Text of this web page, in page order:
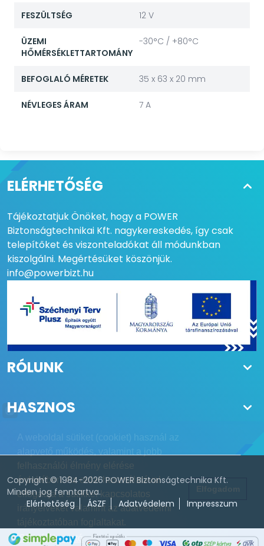
FESZÜLTSÉG 12 V
ÜZEMI
HŐMÉRSÉKLETTARTOMÁNY
-30°C / +80°C
BEFOGLALÓ MÉRETEK 35 x 63 x 20 mm
NÉVLEGES ÁRAM 7 A
ELÉRHETŐSÉG
Tájékoztatjuk Önöket, hogy a POWER
Biztonságtechnikai Kft. nagykereskedés, így csak
telepítőket és viszonteladókat áll módunkban
kiszolgálni. Megértésüket köszönjük.
info@powerbizt.hu
RÓLUNK
HASZNOS
Copyright © 1984-2026 POWER Biztonságtechnika Kft.
Minden jog fenntartva.
Elérhetőség
ÁSZF Adatvédelem Impresszum
A weboldal sütiket (cookiet) használ az
alapvető működés, valamint a jobb
felhasználói élmény elérése
érdekében. Az oldal használatával
elfogadja a sütikkel kapcsolatos
irányelveket valamint az adatvédelmi
tájékoztatóban foglaltakat.
Süti tájékoztató